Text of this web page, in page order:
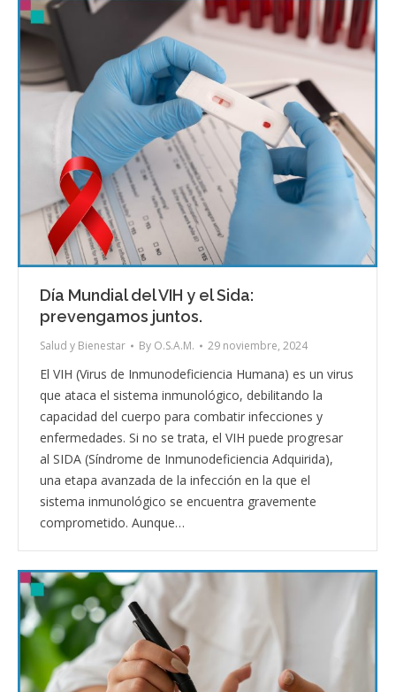
Día Mundial del VIH y el Sida:
prevengamos juntos.
Salud y Bienestar By O.S.A.M. 29 noviembre, 2024
El VIH (Virus de Inmunodeficiencia Humana) es un virus
que ataca el sistema inmunológico, debilitando la
capacidad del cuerpo para combatir infecciones y
enfermedades. Si no se trata, el VIH puede progresar
al SIDA (Síndrome de Inmunodeficiencia Adquirida),
una etapa avanzada de la infección en la que el
sistema inmunológico se encuentra gravemente
comprometido. Aunque…